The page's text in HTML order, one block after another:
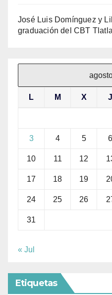
José Luis Domínguez y
graduación del CBT
L M X J
3 4 5 6
10 11 12
17 18 19
24 25 26
31
« Jul
Etiquetas